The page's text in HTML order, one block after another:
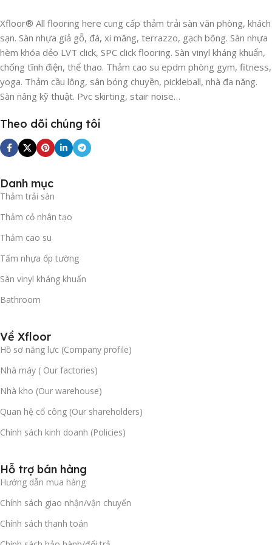
hại
Nhiều dòng thảm rẻ tiền sử dụng đế cao su tái chế, khi gặp
thời tiết nồm ẩm hoặc bật điều hòa lâu ngày sẽ sinh ra mùi
hắc hôi, ảnh hưởng trực tiếp đến hệ hô hấp của nhân viên.
Với công nghệđế ECOtiên tiến trên thảmS104, mặt sàn
của bạn sẽ hoàn toàn không mùi, kháng ẩm mốc tuyệt đối,
kiến tạo không gian làm việc trong lành và an toàn.
Thay thế cục bộ thông minh, loại bỏ
Với quy cách dạng tấm rời
mực in hoặc rách xước do ngoại lực quá mạnh, bạn không
cần phải tốn hàng chục triệu đồng để thay lại toàn bộ sàn.
Chỉ cần lột riêng tấm thảm bị hỏng đó lên và thay bằng một
tấm S104 dự phòng khác vào – nhanh chóng, tiết kiệm và
không ảnh hưởng đến giờ làm việc của công ty.
Mã sản phẩm
chuyên dụng cho các khu vực có tần suất di chuyển cực cao:
Call Center.
ngân hàng.
Showroom ô tô, sàn tập Yoga/Pilates nhẹ, trung tâm
tiếng Anh.
Xfloor® All flooring here cung cấp thảm trải sàn văn phòng, khách
sạn. Sàn nhựa giả gỗ, đá, xi măng, terrazzo, gạch bông. Sàn nhựa
hèm khóa dẻo LVT click, SPC click flooring. Sàn vinyl kháng khuẩn,
chống tĩnh điện, thể thao. Thảm cao su epdm phòng gym, fitness,
yoga. Thảm cầu lông, sân bóng chuyền, pickleball, nhà đa năng.
Sàn nâng kỹ thuật. Pvc skirting, stair noise…
Theo dõi chúng tôi
Danh mục
Thảm trải sàn
Thảm cỏ nhân tạo
Thảm cao su
Tấm nhựa ốp tường
Sàn vinyl kháng khuẩn
Bathroom
Về Xfloor
Hồ sơ năng lực (Company profile)
Nhà máy ( Our factories)
Nhà kho (Our warehouse)
Quan hệ cổ công (Our shareholders)
Chính sách kinh doanh (Policies)
Hỗ trợ bán hàng
Hướng dẫn mua hàng
Chính sách giao nhận/vận chuyển
Chính sách thanh toán